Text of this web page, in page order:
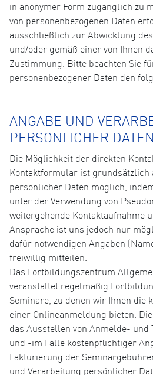
in anonymer Form zugänglich zu
von personenbezogenen Daten
ausschließlich zur Abwicklung
und/oder gemäß einer von Ihnen
Zustimmung. Bitte beachten Sie
personenbezogener Daten den
ANGABE UND
PERSÖNLICHER DATEN
Die Möglichkeit der direkten
Kontaktformular ist grundsätzlich
persönlicher Daten möglich,
unter der Verwendung von
weitergehende Kontaktaufnahme
Ansprache ist uns jedoch nur
dafür notwendigen Angaben
freiwillig mitteilen.
Das Fortbildungszentrum
veranstaltet regelmäßig
Seminare, zu denen wir Ihnen die
einer Onlineanmeldung bieten.
das Ausstellen von Anmelde- und
und -im Falle kostenpflichtiger
Fakturierung der
und Verarbeitung persönlicher